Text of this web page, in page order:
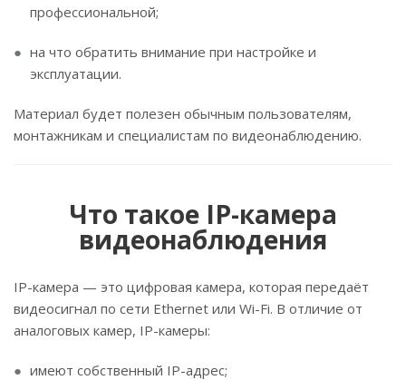
профессиональной;
на что обратить внимание при настройке и
эксплуатации.
Материал будет полезен обычным пользователям,
монтажникам и специалистам по видеонаблюдению.
Что такое IP-камера
видеонаблюдения
IP-камера — это цифровая камера, которая передаёт
видеосигнал по сети Ethernet или Wi-Fi. В отличие от
аналоговых камер, IP-камеры:
имеют собственный IP-адрес;